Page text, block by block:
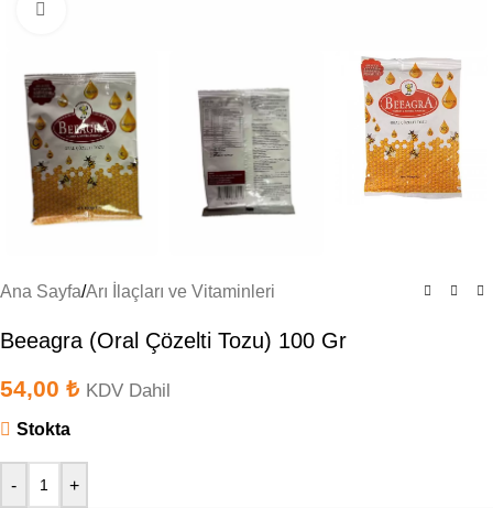
Ana Sayfa/Arı İlaçları ve Vitaminleri
Beeagra (Oral Çözelti Tozu) 100 Gr
54,00 ₺ KDV Dahil
Stokta
- +